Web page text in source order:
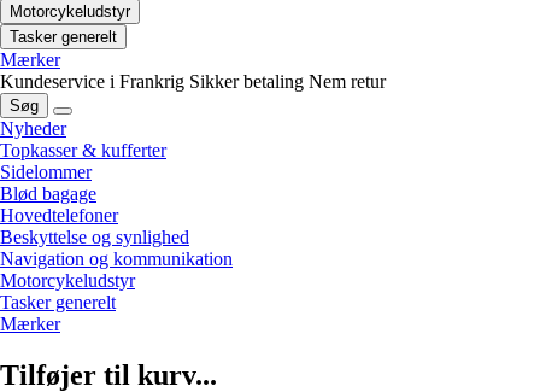
Motorcykeludstyr
Tasker generelt
Mærker
Kundeservice i Frankrig Sikker betaling Nem retur
Søg
Nyheder
Topkasser & kufferter
Sidelommer
Blød bagage
Hovedtelefoner
Beskyttelse og synlighed
Navigation og kommunikation
Motorcykeludstyr
Tasker generelt
Mærker
Tilføjer til kurv...